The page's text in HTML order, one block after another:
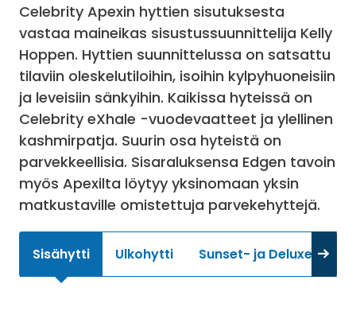
Celebrity Apexin hyttien sisutuksesta
vastaa maineikas sisustussuunnittelija Kelly
Hoppen. Hyttien suunnittelussa on satsattu
tilaviin oleskelutiloihin, isoihin kylpyhuoneisiin
ja leveisiin sänkyihin. Kaikissa hyteissä on
Celebrity eXhale -vuodevaatteet ja ylellinen
kashmirpatja. Suurin osa hyteistä on
parvekkeellisia. Sisaraluksensa Edgen tavoin
myös Apexilta löytyy yksinomaan yksin
matkustaville omistettuja parvekehyttejä.
Sisähytti Ulkohytti Sunset- ja Deluxe-